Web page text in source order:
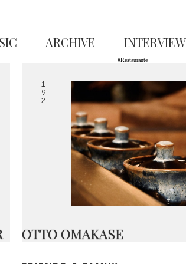
ARCHIVE INTERVIEW
#Restaurante
1
9
2
OTTO OMAKASE